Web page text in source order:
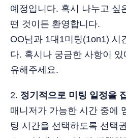
예정입니다. 혹시 나누고 싶
떤 것이든 환영합니다.
OO님과 1대1미팅(1on1) 시
다. 혹시나 궁금한 사항이
유해주세요.
2. 정기적으로 미팅 일정을
매니저가 가능한 시간 중에
팅 시간을 선택하도록 선택